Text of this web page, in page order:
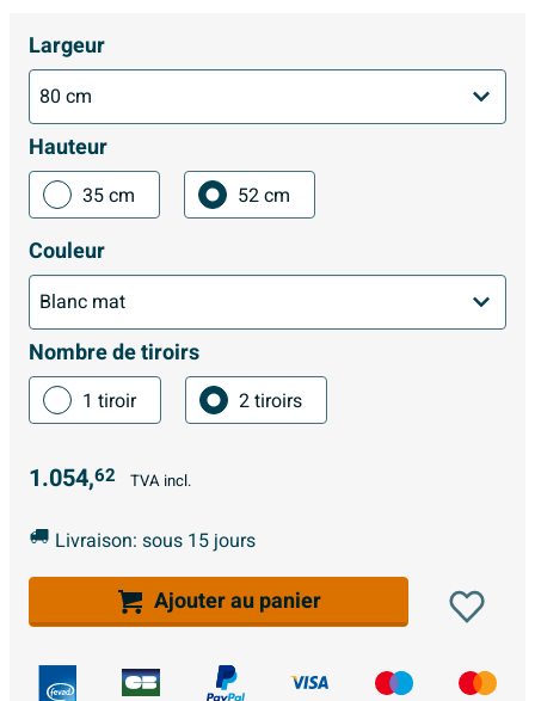
Largeur
Hauteur
35 cm 52 cm
Couleur
Nombre de tiroirs
1 tiroir 2 tiroirs
1.054,62 TVA incl.
Livraison: sous 15 jours
Ajouter au panier